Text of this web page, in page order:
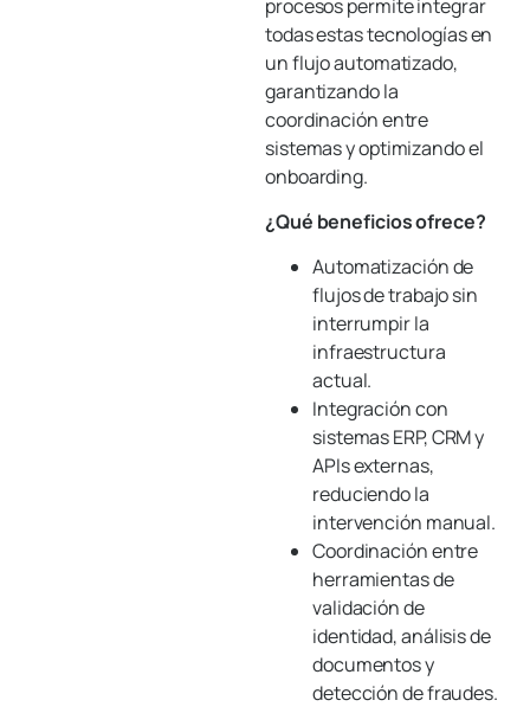
procesos permite integrar
todas estas tecnologías en
un flujo automatizado,
garantizando la
coordinación entre
sistemas y optimizando el
onboarding.
¿Qué beneficios ofrece?
Automatización de
flujos de trabajo sin
interrumpir la
infraestructura
actual.
Integración con
sistemas ERP, CRM y
APIs externas,
reduciendo la
intervención manual.
Coordinación entre
herramientas de
validación de
identidad, análisis de
documentos y
detección de fraudes.